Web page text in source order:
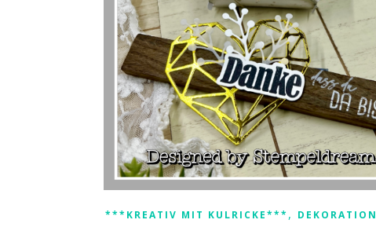
***KREATIV MIT KULRICKE***, DEKORATION